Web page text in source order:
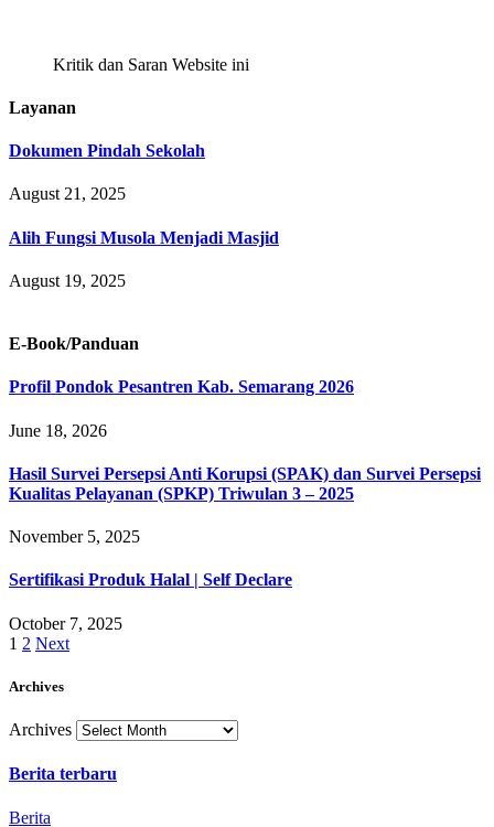
Kritik dan Saran Website ini
Layanan
Dokumen Pindah Sekolah
August 21, 2025
Alih Fungsi Musola Menjadi Masjid
August 19, 2025
E-Book/Panduan
Profil Pondok Pesantren Kab. Semarang 2026
June 18, 2026
Hasil Survei Persepsi Anti Korupsi (SPAK) dan Survei Persepsi
Kualitas Pelayanan (SPKP) Triwulan 3 – 2025
November 5, 2025
Sertifikasi Produk Halal | Self Declare
October 7, 2025
1 2 Next
Archives
Archives
Berita terbaru
Berita